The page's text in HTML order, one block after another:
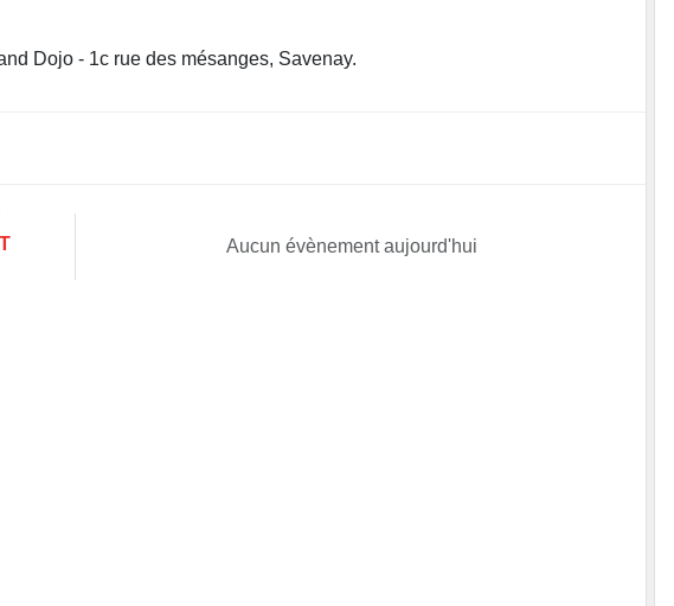
Dojo - 1c rue des mésanges, Savenay.
Aucun évènement aujourd'hui